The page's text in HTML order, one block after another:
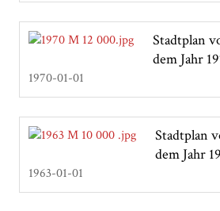
Stadtplan
dem Jahr
1970-01-01
Stadtplan
dem Jahr
1963-01-01